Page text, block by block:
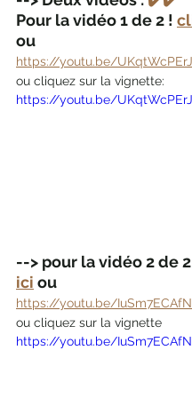
Pour la vidéo 1 de 2 !
ou
https://youtu.be/
ou cliquez sur la vignette:
https://youtu.be/
--> pour la vidéo 2 de
ici ou
https://youtu.be/
ou cliquez sur la vignette
https://youtu.be/